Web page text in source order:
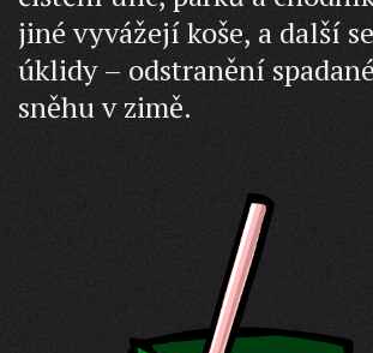
jiné vyvážejí koše, a další
úklidy – odstranění
sněhu v zimě.